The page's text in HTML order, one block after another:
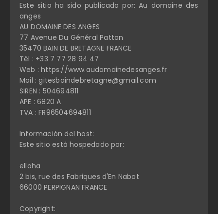
Este sitio ha sido publicado por: Au domaine des
anges
AU DOMAINE DES ANGES
77 Avenue Du Général Patton
35470 BAIN DE BRETAGNE FRANCE
Tél : +33 7 77 28 94 47
Web : https://www.audomainedesanges.fr
Mail : gitesbaindebretagne@gmail.com
SIREN : 504694811
APE : 6820 A
TVA : FR96504694811
Información del host:
Este sitio está hospedado por:
elloha
2 bis, rue des Fabriques d'En Nabot
66000 PERPIGNAN FRANCE
Copyright: